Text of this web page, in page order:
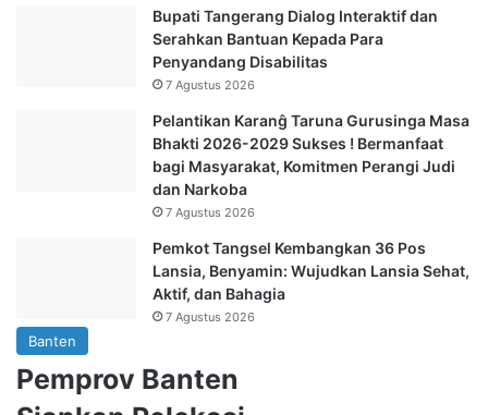
Bupati Tangerang Dialog Interaktif dan
Serahkan Bantuan Kepada Para
Penyandang Disabilitas
7 Agustus 2026
Pelantikan Karanĝ Taruna Gurusinga Masa
Bhakti 2026-2029 Sukses ! Bermanfaat
bagi Masyarakat, Komitmen Perangi Judi
dan Narkoba
7 Agustus 2026
Pemkot Tangsel Kembangkan 36 Pos
Lansia, Benyamin: Wujudkan Lansia Sehat,
Aktif, dan Bahagia
7 Agustus 2026